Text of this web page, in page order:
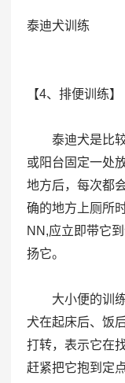
泰迪犬训练
【4、排便训练】
泰迪犬是比较
或阳台固定一处
地方后，每次都
确的地方上厕所
NN,应立即带它
扬它。
大小便的训练
犬在起床后、饭
打转，表示它在
赶紧把它抱到定